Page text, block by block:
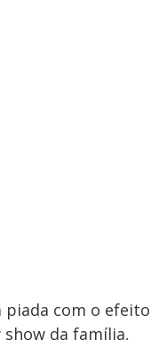
com o efeito
da família,